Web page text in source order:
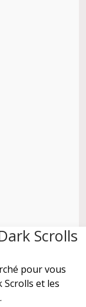
Scrolls
pour vous
Scrolls et les